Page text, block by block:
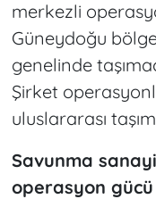
merkezli
Güneydoğu
genelinde
Şirket
uluslararası
Savunma
operasyon gücü